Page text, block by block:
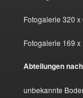
Fotogalerie 320 x
Fotogalerie 169 x
Abteilungen
unbekannte